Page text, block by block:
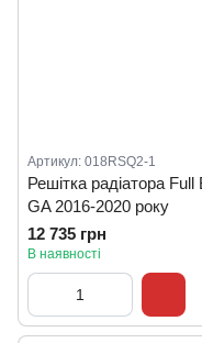
Артикул: 018RSQ2-1
Решітка радіатора
GA 2016-2020 року
12 735 грн
В наявності